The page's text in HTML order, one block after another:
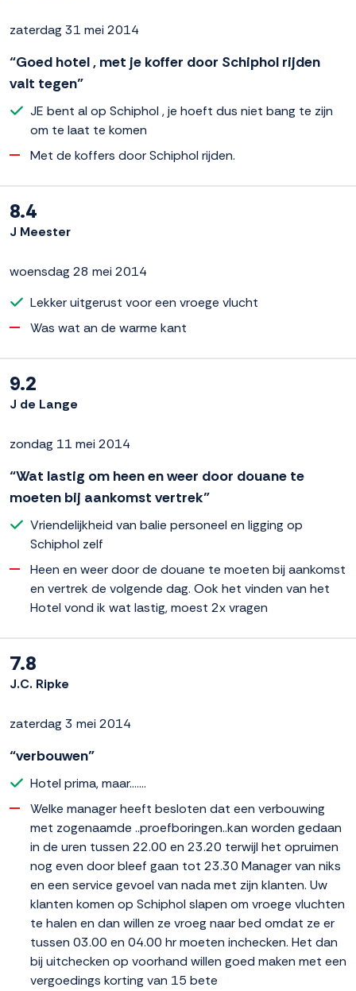
zaterdag 31 mei 2014
“Goed hotel , met je koffer door Schiphol rijden
valt tegen”
JE bent al op Schiphol , je hoeft dus niet bang te zijn
om te laat te komen
Met de koffers door Schiphol rijden.
8.4
J Meester
woensdag 28 mei 2014
Lekker uitgerust voor een vroege vlucht
Was wat an de warme kant
9.2
J de Lange
zondag 11 mei 2014
“Wat lastig om heen en weer door douane te
moeten bij aankomst vertrek”
Vriendelijkheid van balie personeel en ligging op
Schiphol zelf
Heen en weer door de douane te moeten bij aankomst
en vertrek de volgende dag. Ook het vinden van het
Hotel vond ik wat lastig, moest 2x vragen
7.8
J.C. Ripke
zaterdag 3 mei 2014
“verbouwen”
Hotel prima, maar.......
Welke manager heeft besloten dat een verbouwing
met zogenaamde ..proefboringen..kan worden gedaan
in de uren tussen 22.00 en 23.20 terwijl het opruimen
nog even door bleef gaan tot 23.30 Manager van niks
en een service gevoel van nada met zijn klanten. Uw
klanten komen op Schiphol slapen om vroege vluchten
te halen en dan willen ze vroeg naar bed omdat ze er
tussen 03.00 en 04.00 hr moeten inchecken. Het dan
bij uitchecken op voorhand willen goed maken met een
vergoedings korting van 15 bete